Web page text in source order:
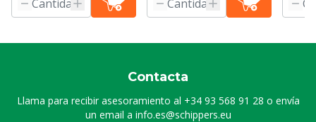
Contacta
Llama para recibir asesoramiento al +34 93 568 91 28 o envía
un email a info.es@schippers.eu